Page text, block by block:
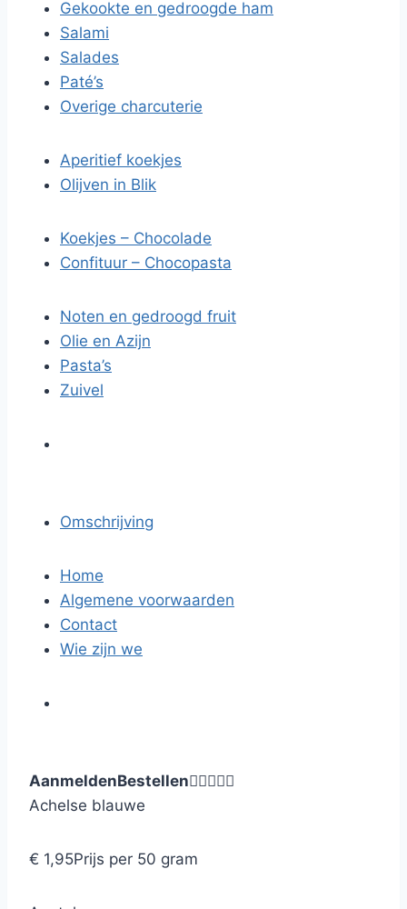
Gekookte en gedroogde ham
Salami
Salades
Paté’s
Overige charcuterie
Aperitief koekjes
Olijven in Blik
Koekjes – Chocolade
Confituur – Chocopasta
Noten en gedroogd fruit
Olie en Azijn
Pasta’s
Zuivel
Omschrijving
Home
Algemene voorwaarden
Contact
Wie zijn we
AanmeldenBestellen
Achelse blauwe
€ 1,95Prijs per 50 gram